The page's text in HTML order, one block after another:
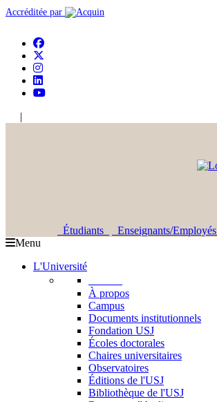
Accréditée par
|
Étudiants Enseignants/Employés
Menu
L'Université
À propos
Campus
Documents institutionnels
Fondation USJ
Écoles doctorales
Chaires universitaires
Observatoires
Éditions de l'USJ
Bibliothèque de l'USJ